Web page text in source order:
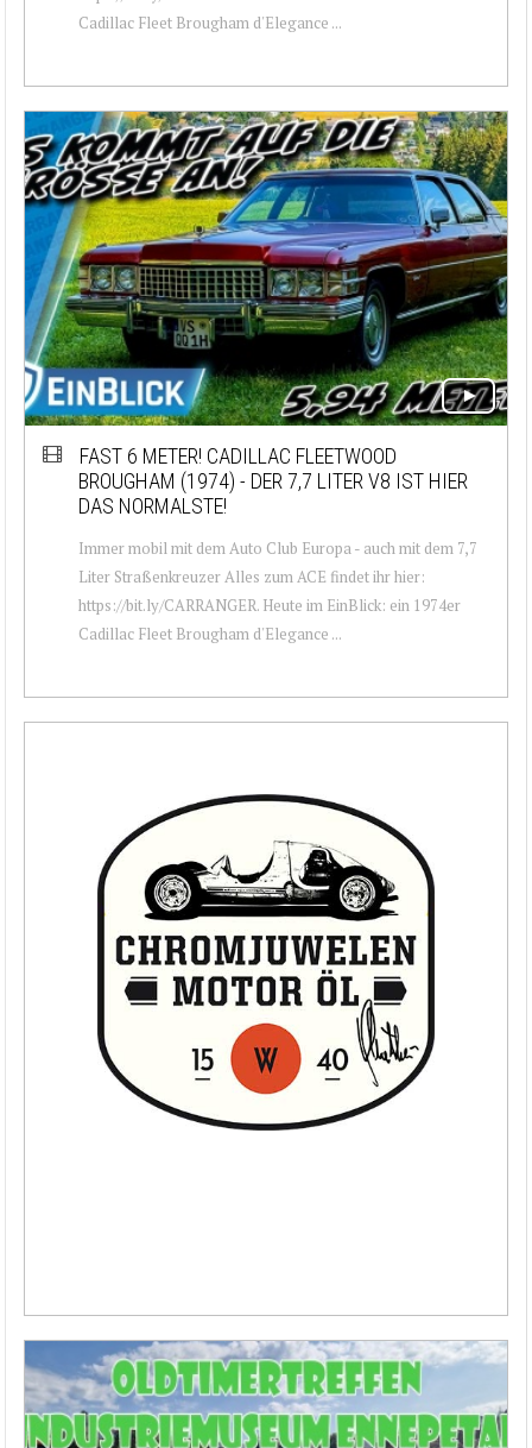
Cadillac Fleet Brougham d'Elegance ...
FAST 6 METER! CADILLAC FLEETWOOD
BROUGHAM (1974) - DER 7,7 LITER V8 IST HIER
DAS NORMALSTE!
Immer mobil mit dem Auto Club Europa - auch mit dem 7,7
Liter Straßenkreuzer Alles zum ACE findet ihr hier:
https://bit.ly/CARRANGER. Heute im EinBlick: ein 1974er
Cadillac Fleet Brougham d'Elegance ...